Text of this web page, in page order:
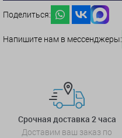
Поделиться:
Напишите нам в мессенджеры:
Срочная доставка 2 часа
Доставим ваш заказ по